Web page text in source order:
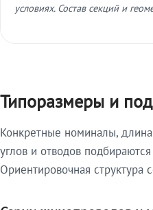
условиях. Состав секций и
Типоразмеры и
Конкретные номиналы,
углов и отводов
Ориентировочная структура